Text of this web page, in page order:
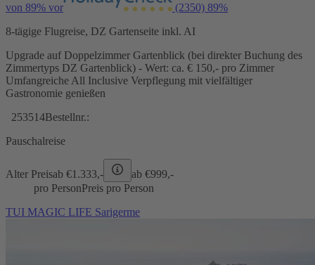
von 89% vor (2350) 89%
8-tägige Flugreise, DZ Gartenseite inkl. AI
Upgrade auf Doppelzimmer Gartenblick (bei direkter Buchung des
Zimmertyps DZ Gartenblick) - Wert: ca. € 150,- pro Zimmer
Umfangreiche All Inclusive Verpflegung mit vielfältiger
Gastronomie genießen
253514Bestellnr.:
Pauschalreise
Alter Preisab €1.333,- ab €999,-
pro PersonPreis pro Person
TUI MAGIC LIFE Sarigerme